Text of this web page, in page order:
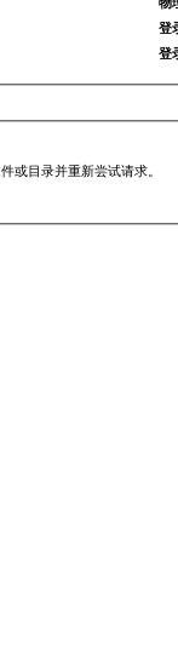
登
登
或目录并重新尝试请求。